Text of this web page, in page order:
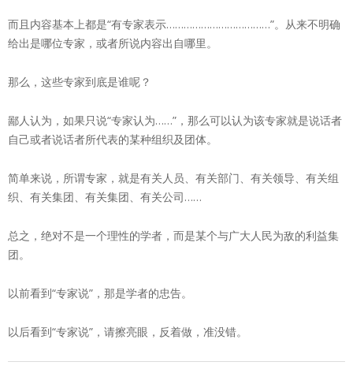
而且内容基本上都是“有专家表示………………………………”。从来不明确
给出是哪位专家，或者所说内容出自哪里。
那么，这些专家到底是谁呢？
鄙人认为，如果只说“专家认为……”，那么可以认为该专家就是说话者
自己或者说话者所代表的某种组织及团体。
简单来说，所谓专家，就是有关人员、有关部门、有关领导、有关组
织、有关集团、有关集团、有关公司……
总之，绝对不是一个理性的学者，而是某个与广大人民为敌的利益集
团。
以前看到“专家说”，那是学者的忠告。
以后看到“专家说”，请擦亮眼，反着做，准没错。